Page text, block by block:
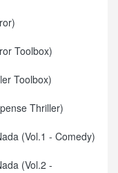
Toolbox)
Toolbox)
Thriller)
(Vol.1 - Comedy)
(Vol.2 -